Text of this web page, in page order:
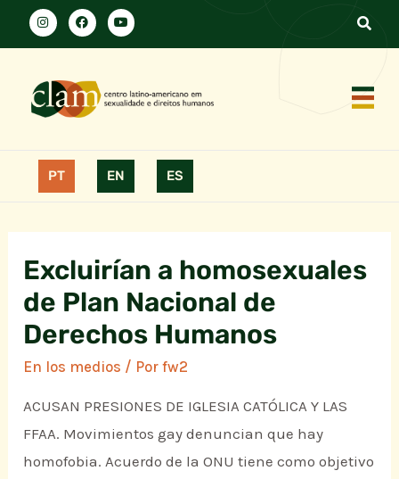
PT EN ES
Excluirían a homosexuales
de Plan Nacional de
Derechos Humanos
En los medios / Porfw2
ACUSAN PRESIONES DE IGLESIA CATÓLICA Y LAS
FFAA. Movimientos gay denuncian que hay
homofobia. Acuerdo de la ONU tiene como objetivo